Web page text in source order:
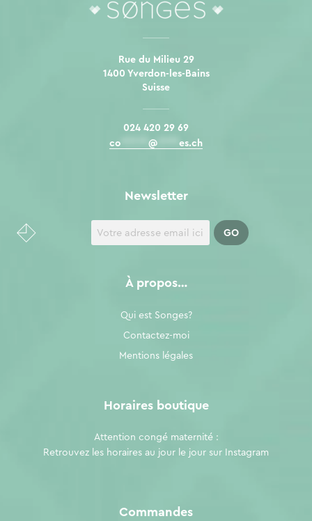
Rue du Milieu 29
1400 Yverdon-les-Bains
Suisse
024 420 29 69
co
@ es.ch
Commandes
À propos…
Qui est Songes?
Contactez-moi
Mentions légales
Newsletter
Horaires boutique
Attention congé maternité :
Retrouvez les horaires au jour le jour sur
Instagram